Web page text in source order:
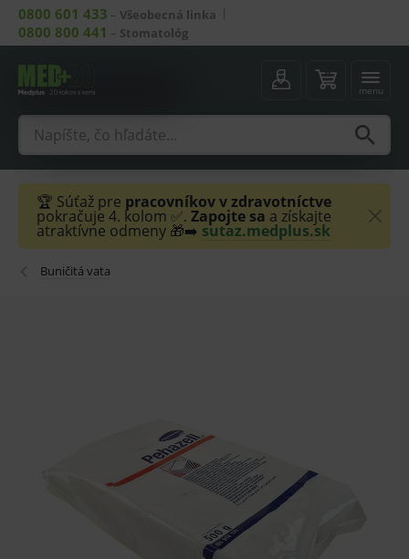
0800 601 433 – Všeobecná linka
0800 800 441 – Stomatológ
menu
🏆 Súťaž pre pracovníkov v zdravotníctve
pokračuje 4. kolom ✅. Zapojte sa a získajte
atraktívne odmeny 🎁➡️ sutaz.medplus.sk
Buničitá vata